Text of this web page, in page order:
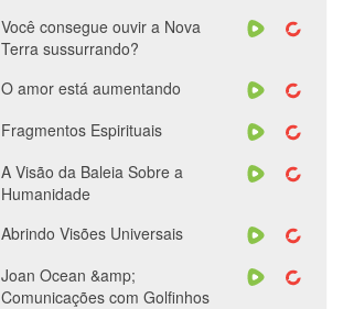
Você consegue ouvir a Nova
Terra sussurrando?
O amor está aumentando
Fragmentos Espirituais
A Visão da Baleia Sobre a
Humanidade
Abrindo Visões Universais
Joan Ocean &amp;
Comunicações com Golfinhos